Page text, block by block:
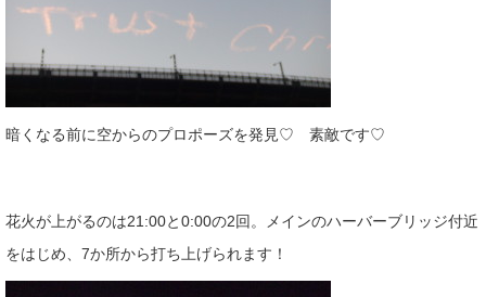
暗くなる前に空からのプロポーズを発見♡ 素敵です♡
花火が上がるのは21:00と0:00の2回。メインのハーバーブリッジ付近
をはじめ、7か所から打ち上げられます！